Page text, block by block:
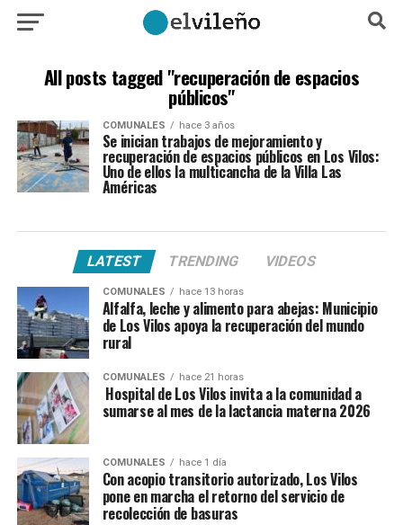
All posts tagged "recuperación de espacios
públicos"
COMUNALES hace 3 años
Se inician trabajos de mejoramiento y
recuperación de espacios públicos en Los Vilos:
Uno de ellos la multicancha de la Villa Las
Américas
LATEST TRENDING VIDEOS
COMUNALES hace 13 horas
Alfalfa, leche y alimento para abejas: Municipio
de Los Vilos apoya la recuperación del mundo
rural
COMUNALES hace 21 horas
Hospital de Los Vilos invita a la comunidad a
sumarse al mes de la lactancia materna 2026
COMUNALES hace 1 día
Con acopio transitorio autorizado, Los Vilos
pone en marcha el retorno del servicio de
recolección de basuras